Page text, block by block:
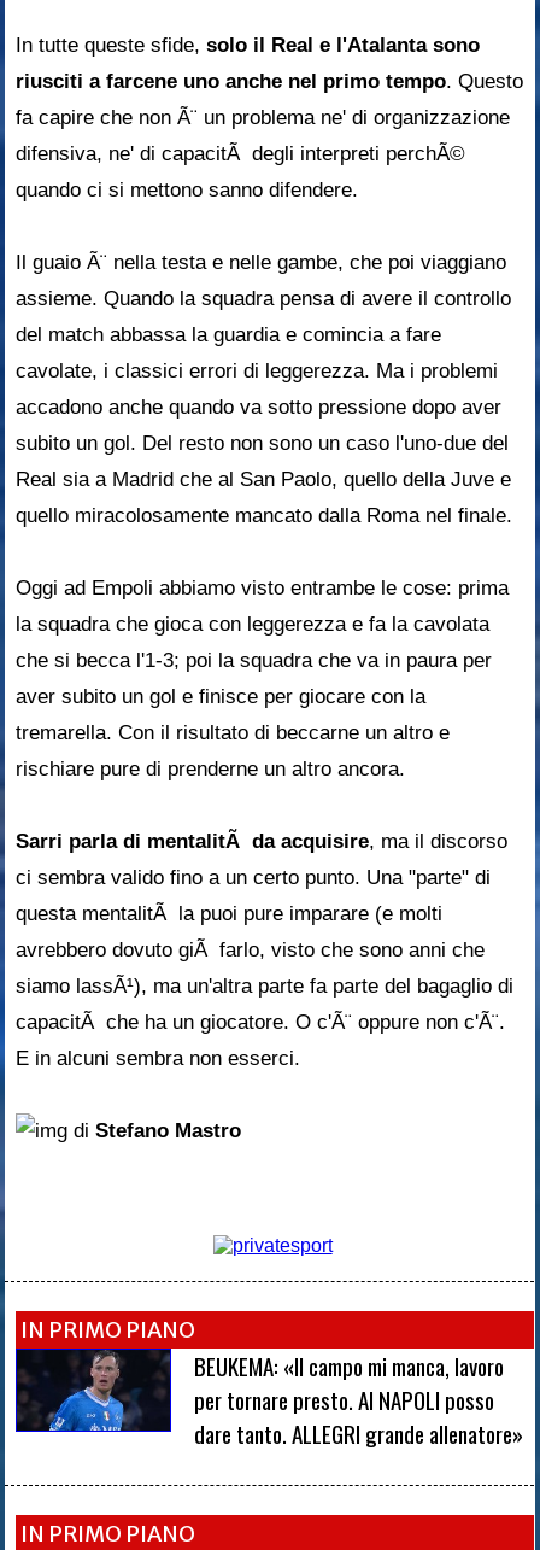
In tutte queste sfide,solo il Real e l'Atalanta sono
riusciti a farcene uno anche nel primo tempo. Questo
fa capire che non Ã¨ un problema ne' di organizzazione
difensiva, ne' di capacitÃ degli interpreti perchÃ©
quando ci si mettono sanno difendere.
Il guaio Ã¨ nella testa e nelle gambe, che poi viaggiano
assieme. Quando la squadra pensa di avere il controllo
del match abbassa la guardia e comincia a fare
cavolate, i classici errori di leggerezza. Ma i problemi
accadono anche quando va sotto pressione dopo aver
subito un gol. Del resto non sono un caso l'uno-due del
Real sia a Madrid che al San Paolo, quello della Juve e
quello miracolosamente mancato dalla Roma nel finale.
Oggi ad Empoli abbiamo visto entrambe le cose: prima
la squadra che gioca con leggerezza e fa la cavolata
che si becca l'1-3; poi la squadra che va in paura per
aver subito un gol e finisce per giocare con la
tremarella. Con il risultato di beccarne un altro e
rischiare pure di prenderne un altro ancora.
Sarri parla di mentalitÃ da acquisire, ma il discorso
ci sembra valido fino a un certo punto. Una "parte" di
questa mentalitÃ la puoi pure imparare (e molti
avrebbero dovuto giÃ farlo, visto che sono anni che
siamo lassÃ¹), ma un'altra parte fa parte del bagaglio di
capacitÃ che ha un giocatore. O c'Ã¨ oppure non c'Ã¨.
E in alcuni sembra non esserci.
diStefano Mastro
IN PRIMO PIANO
BEUKEMA: «Il campo mi manca, lavoro
per tornare presto. Al NAPOLI posso
dare tanto. ALLEGRI grande allenatore»
IN PRIMO PIANO